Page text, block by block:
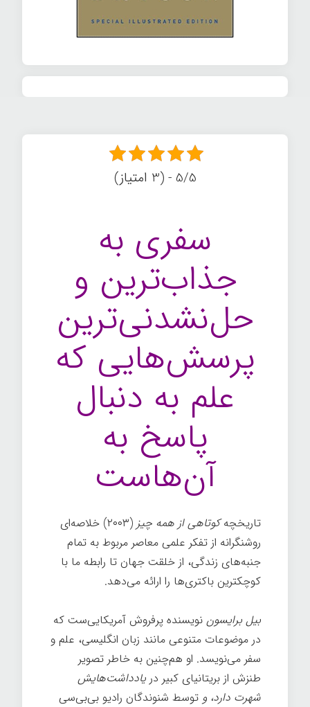
5/5 - (3 امتیاز)
سفری به
جذاب‌ترین و
حل‌نشدنی‌ترین
پرسش‌هایی که
علم به دنبال
پاسخ به
آن‌هاست
تاریخچهکوتاهی از همه چیز
(۲۰۰۳) خلاصه‌ای
روشنگرانه از تفکر علمی معاصر مربوط به تمام
جنبه‌های زندگی، از خلقت جهان تا رابطه ما با
کوچکترین باکتری‌ها را ارائه می‌دهد.
بیل برایسون نویسنده پرفروش آمریکایی‌ست که
در موضوعات متنوعی مانند زبان انگلیسی، علم و
سفر می‌نویسد. او هم‌چنین به خاطر تصویر
طنزش از بریتانیای کبیر در یادداشت‌هایش
شهرت دارد، و توسط شنوندگان رادیو بی‌بی‌سی